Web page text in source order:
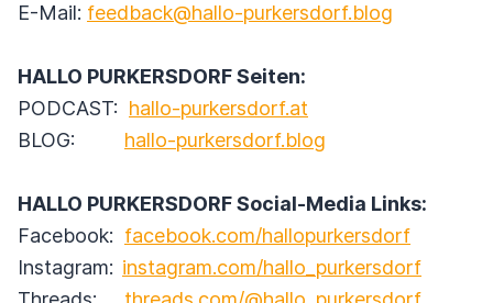
E-Mail: feedback@hallo-purkersdorf.blog
HALLO PURKERSDORF Seiten:
PODCAST: hallo-purkersdorf.at
BLOG: hallo-purkersdorf.blog
HALLO PURKERSDORF Social-Media Links:
Facebook: facebook.com/hallopurkersdorf
Instagram: instagram.com/hallo_purkersdorf